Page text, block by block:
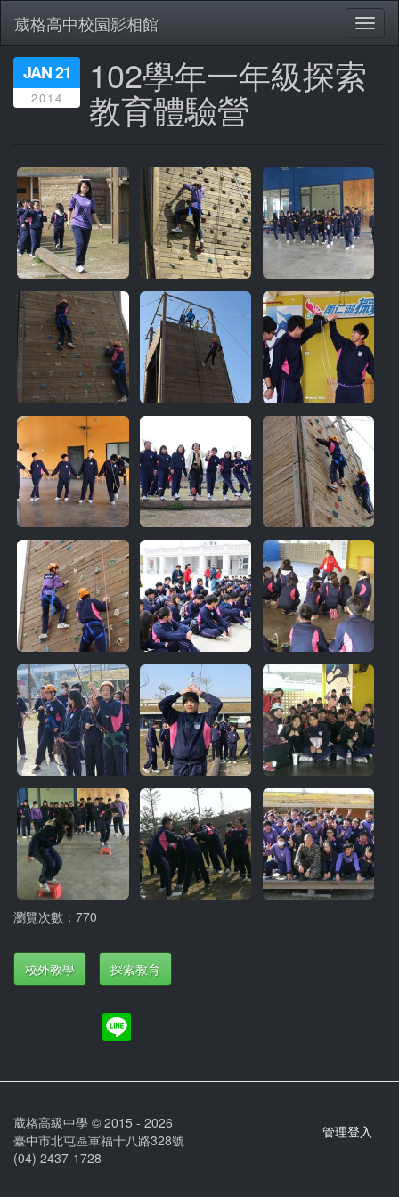
葳格高中校園影相館
102學年一年級探索
教育體驗營
JAN 21
2014
瀏覽次數：770
校外教學 探索教育
管理登入
葳格高級中學 © 2015 - 2026
臺中市北屯區軍福十八路328號
(04) 2437-1728